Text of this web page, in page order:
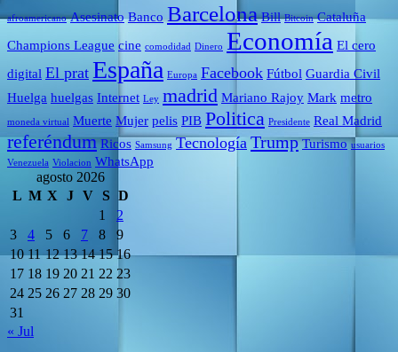
afroamericano Asesinato Banco Barcelona Bill Bitcoin Cataluña
Champions League cine comodidad Dinero Economía El cero
digital El prat España Europa Facebook Fútbol Guardia Civil
Huelga huelgas Internet Ley madrid Mariano Rajoy Mark metro
moneda virtual Muerte Mujer pelis PIB Politica Presidente Real Madrid
referéndum Ricos Samsung Tecnología Trump Turismo usuarios
Venezuela Violacion WhatsApp
agosto 2026
L M X J V S D
1
2
3
4 5 6 7 8
9
10 11 12 13 14 15 16
17 18 19 20 21 22 23
24 25 26 27 28 29 30
31
« Jul